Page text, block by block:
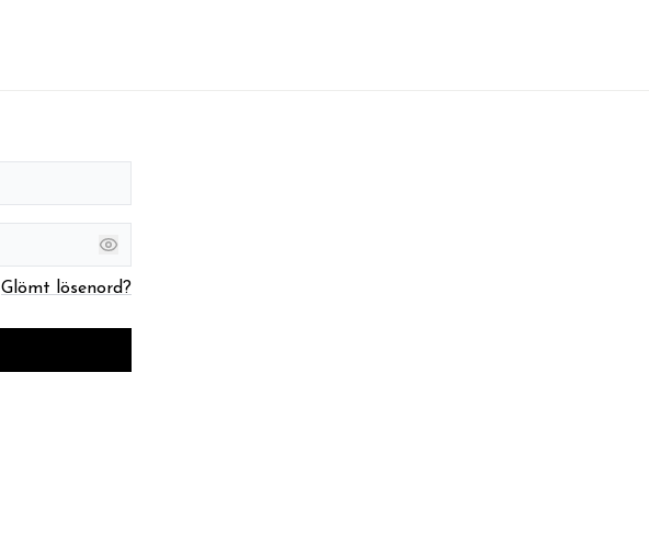
Glömt lösenord?